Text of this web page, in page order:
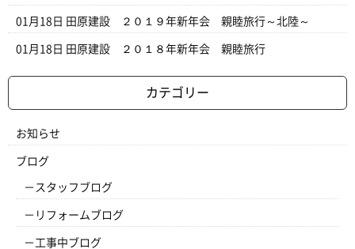
01月18日 田原建設 ２０１９年新年会 親睦旅行～北陸～
01月18日 田原建設 ２０１８年新年会 親睦旅行
カテゴリー
お知らせ
ブログ
スタッフブログ
リフォームブログ
工事中ブログ